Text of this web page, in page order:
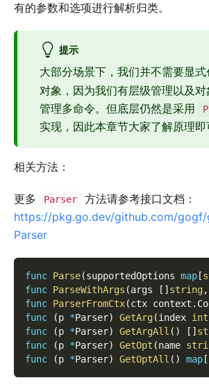
有的参数和选项进行解析归类。
提示
大部分场景下，我们并不需要显式
对象，因为我们有层级管理以及
管理多命令。但底层仍然是采用
实现，因此本章节大家了解原理即
相关方法：
更多 Parser
方法请参考接口文档：
https://pkg.go.dev/github.com/
Parser
func Parse(supportedOptions map [
func ParseWithArgs (args [ ] string,
func ParserFromCtx(ctx context .
func
(p *Parser) GetArg(index int
func
(p *Parser) GetArgAll ( ) [ ]
func
(p *Parser) GetOpt (name
func
(p *Parser) GetOptAll ( ) map [